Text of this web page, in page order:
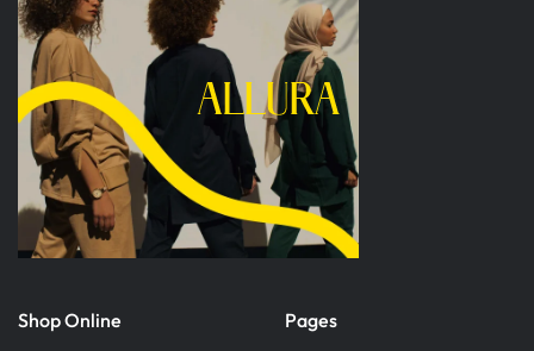
Shop Online Pages